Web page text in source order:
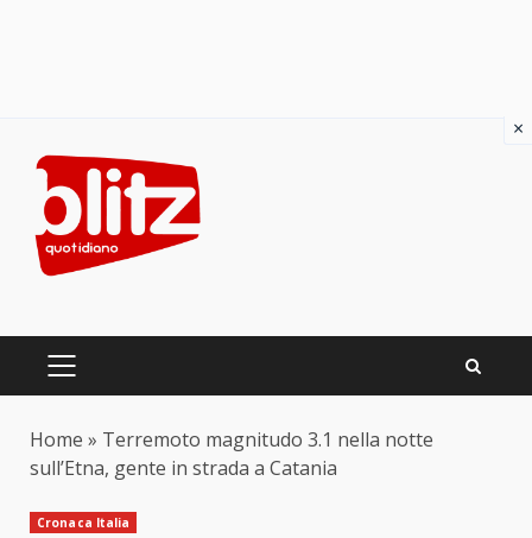
content
PRIMARY
Home » Terremoto magnitudo 3.1 nella notte
sull’Etna, gente in strada a Catania
Cronaca Italia
×